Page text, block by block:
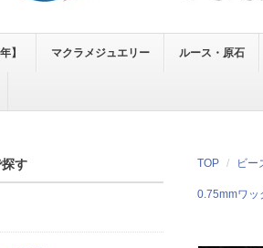
】 マクラメジュエリー ルース・原石
TOP ビー
0.75mmワッ
す